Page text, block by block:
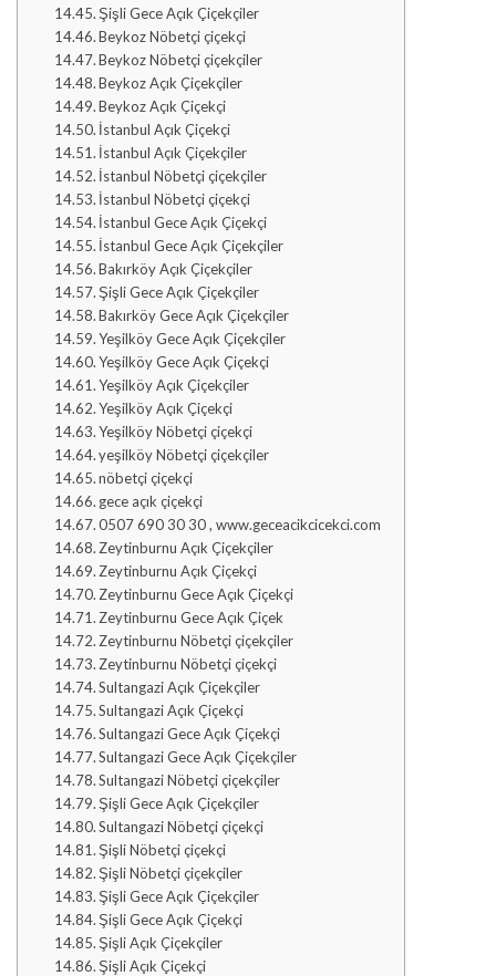
Şişli Gece Açık Çiçekçiler
Beykoz Nöbetçi çiçekçi
Beykoz Nöbetçi çiçekçiler
Beykoz Açık Çiçekçiler
Beykoz Açık Çiçekçi
İstanbul Açık Çiçekçi
İstanbul Açık Çiçekçiler
İstanbul Nöbetçi çiçekçiler
İstanbul Nöbetçi çiçekçi
İstanbul Gece Açık Çiçekçi
İstanbul Gece Açık Çiçekçiler
Bakırköy Açık Çiçekçiler
Şişli Gece Açık Çiçekçiler
Bakırköy Gece Açık Çiçekçiler
Yeşilköy Gece Açık Çiçekçiler
Yeşilköy Gece Açık Çiçekçi
Yeşilköy Açık Çiçekçiler
Yeşilköy Açık Çiçekçi
Yeşilköy Nöbetçi çiçekçi
yeşilköy Nöbetçi çiçekçiler
nöbetçi çiçekçi
gece açık çiçekçi
0507 690 30 30 , www.geceacikcicekci.com
Zeytinburnu Açık Çiçekçiler
Zeytinburnu Açık Çiçekçi
Zeytinburnu Gece Açık Çiçekçi
Zeytinburnu Gece Açık Çiçek
Zeytinburnu Nöbetçi çiçekçiler
Zeytinburnu Nöbetçi çiçekçi
Sultangazi Açık Çiçekçiler
Sultangazi Açık Çiçekçi
Sultangazi Gece Açık Çiçekçi
Sultangazi Gece Açık Çiçekçiler
Sultangazi Nöbetçi çiçekçiler
Şişli Gece Açık Çiçekçiler
Sultangazi Nöbetçi çiçekçi
Şişli Nöbetçi çiçekçi
Şişli Nöbetçi çiçekçiler
Şişli Gece Açık Çiçekçiler
Şişli Gece Açık Çiçekçi
Şişli Açık Çiçekçiler
Şişli Açık Çiçekçi